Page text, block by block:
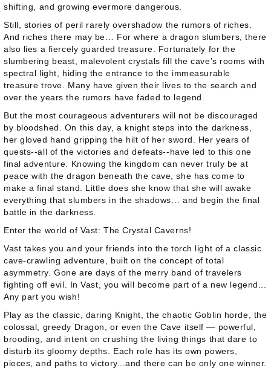
shifting, and growing evermore dangerous.
Still, stories of peril rarely overshadow the rumors of riches.
And riches there may be… For where a dragon slumbers, there
also lies a fiercely guarded treasure. Fortunately for the
slumbering beast, malevolent crystals fill the cave’s rooms with
spectral light, hiding the entrance to the immeasurable
treasure trove. Many have given their lives to the search and
over the years the rumors have faded to legend.
But the most courageous adventurers will not be discouraged
by bloodshed. On this day, a knight steps into the darkness,
her gloved hand gripping the hilt of her sword. Her years of
quests--all of the victories and defeats--have led to this one
final adventure. Knowing the kingdom can never truly be at
peace with the dragon beneath the cave, she has come to
make a final stand. Little does she know that she will awake
everything that slumbers in the shadows… and begin the final
battle in the darkness.
Enter the world of Vast: The Crystal Caverns!
Vast takes you and your friends into the torch light of a classic
cave-crawling adventure, built on the concept of total
asymmetry. Gone are days of the merry band of travelers
fighting off evil. In Vast, you will become part of a new legend...
Any part you wish!
Play as the classic, daring Knight, the chaotic Goblin horde, the
colossal, greedy Dragon, or even the Cave itself — powerful,
brooding, and intent on crushing the living things that dare to
disturb its gloomy depths. Each role has its own powers,
pieces, and paths to victory...and there can be only one winner.